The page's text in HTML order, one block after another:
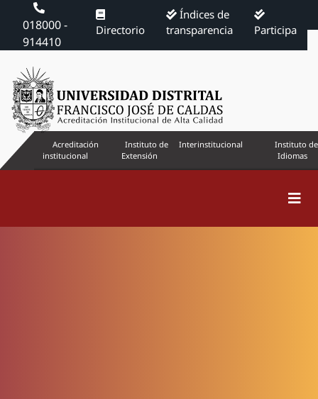
018000 -
914410
Directorio
Índices de
transparencia
Participa
Acreditación
institucional
Instituto de
Extensión
Interinstitucional
Instituto de
Idiomas